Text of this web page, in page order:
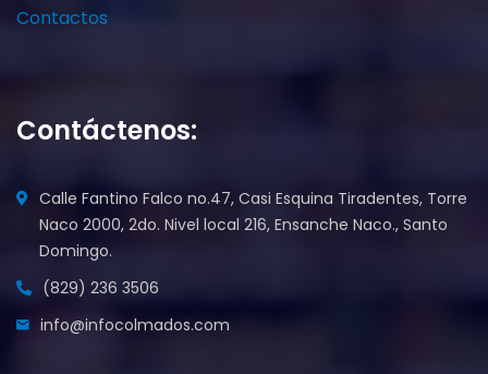
Contactos
Contáctenos:
Calle Fantino Falco no.47, Casi Esquina Tiradentes, Torre
Naco 2000, 2do. Nivel local 216, Ensanche Naco., Santo
Domingo.
(829) 236 3506
info@infocolmados.com